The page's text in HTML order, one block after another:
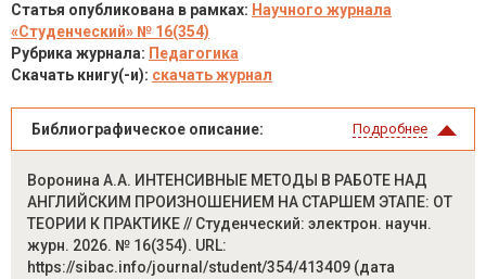
Статья опубликована в рамках: Научного журнала
«Студенческий» № 16(354)
Рубрика журнала: Педагогика
Скачать книгу(-и): скачать журнал
Библиографическое описание: Подробнее
Воронина А.А. ИНТЕНСИВНЫЕ МЕТОДЫ В РАБОТЕ НАД
АНГЛИЙСКИМ ПРОИЗНОШЕНИЕМ НА СТАРШЕМ ЭТАПЕ: ОТ
ТЕОРИИ К ПРАКТИКЕ // Студенческий: электрон. научн.
журн. 2026. № 16(354). URL:
https://sibac.info/journal/student/354/413409 (дата